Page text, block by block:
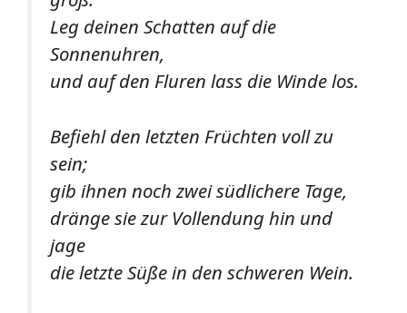
Leg deinen Schatten auf die
Sonnenuhren,
und auf den Fluren lass die Winde los.
Befiehl den letzten Früchten voll zu
sein;
gib ihnen noch zwei südlichere Tage,
dränge sie zur Vollendung hin und
jage
die letzte Süße in den schweren Wein.